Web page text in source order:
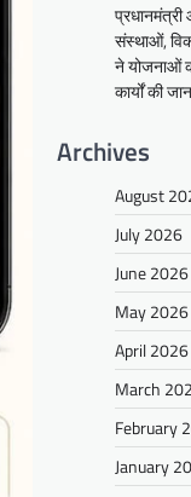
प्रधानमंत्री
संस्थाओं,
ने योजनाओं
कार्यों की
Archives
August
July 2026
June 2026
May 2026
April 2026
March
February
January